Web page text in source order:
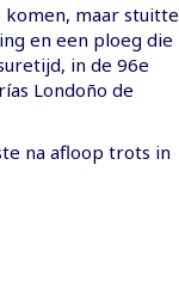
komen, maar stuitte
en een ploeg die
in de 96e
Londoño de
na afloop trots in